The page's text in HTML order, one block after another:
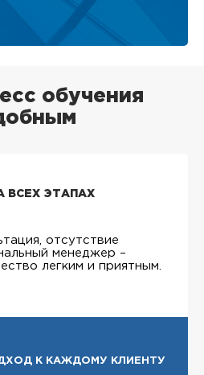
обучения
ВСЕХ ЭТАПАХ
отсутствие
менеджер –
легким и приятным.
К КАЖДОМУ КЛИЕНТУ